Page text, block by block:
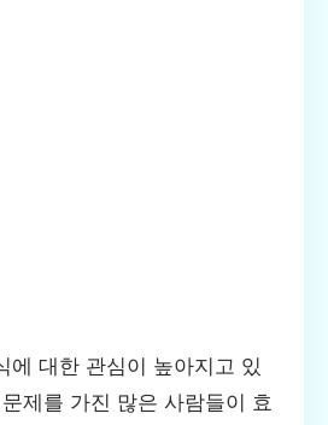
에 대한 관심이 높아지고 있
제를 가진 많은 사람들이 효